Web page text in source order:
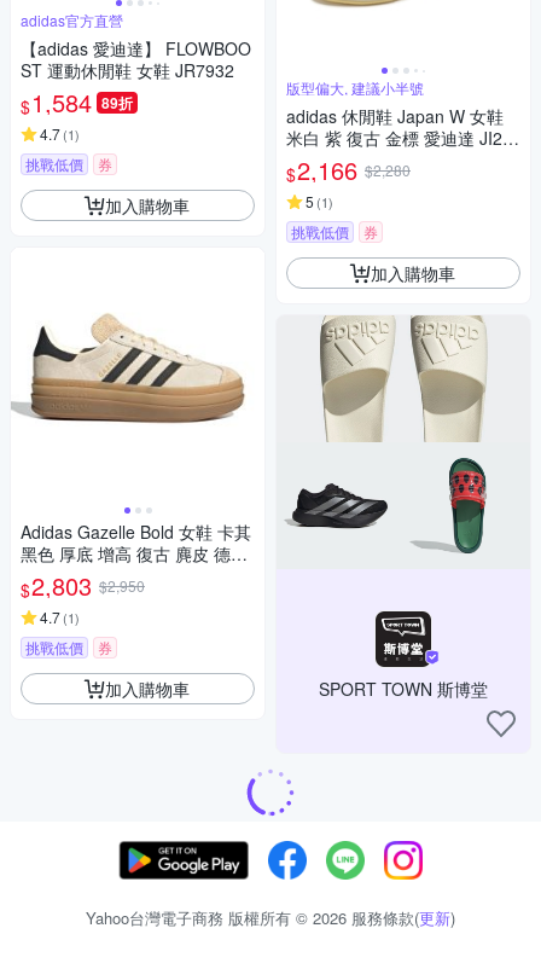
adidas官方直營
【adidas 愛迪達】 FLOWBOO
ST 運動休閒鞋 女鞋 JR7932
$1,584 89折
4.7(1)
挑戰低價 券
加入購物車
Adidas Gazelle Bold 女鞋 卡其
黑色 厚底 增高 復古 麂皮 德訓
鞋 休閒鞋 JS3892
$2,803 $2,950
4.7(1)
挑戰低價 券
加入購物車
版型偏大, 建議小半號
adidas 休閒鞋 Japan W 女鞋
米白 紫 復古 金標 愛迪達 JI26
64
$2,166 $2,280
5 (1)
挑戰低價 券
加入購物車
SPORT TOWN 斯博堂
Yahoo台灣電子商務 版權所有 © 2026 服務條款(更新)